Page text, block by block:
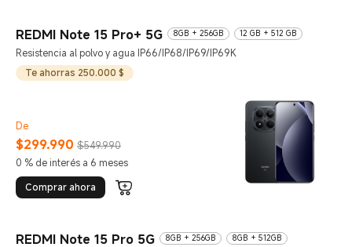
REDMI Note 15 Pro+ 5G 8GB + 256GB 12 GB + 512 GB
Resistencia al polvo y agua IP66/IP68/IP69/IP69K
Te ahorras 250.000 $
De
$299.990
Current Price $299990
$549.990
Precio de comercialización $549.990
0 % de interés a 6 meses
Comprar ahora
REDMI Note 15 Pro 5G 8GB + 256GB 8GB + 512GB